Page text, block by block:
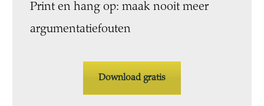
Print en hang op: maak nooit meer
argumentatiefouten
Download gratis